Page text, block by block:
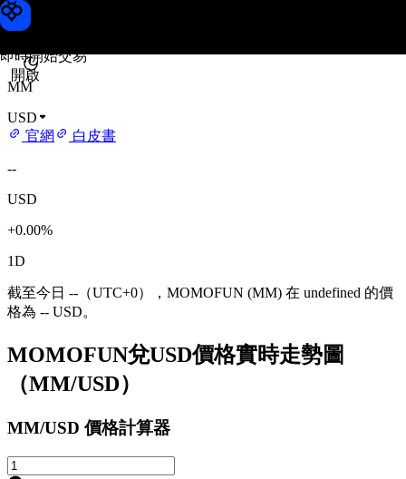
即時開始交易
開啟
MOMOFUN 價格
MM
USD
官網
白皮書
--
USD
+0.00%
1D
截至今日 --（UTC+0），MOMOFUN (MM) 在 undefined 的價
格為 -- USD。
MOMOFUN兌USD價格實時走勢圖
（MM/USD）
MM/USD 價格計算器